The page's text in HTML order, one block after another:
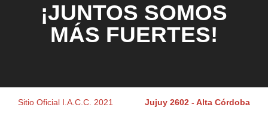
¡JUNTOS SOMOS
MÁS FUERTES!
Sitio Oficial I.A.C.C. 2021 Jujuy 2602 - Alta Córdoba